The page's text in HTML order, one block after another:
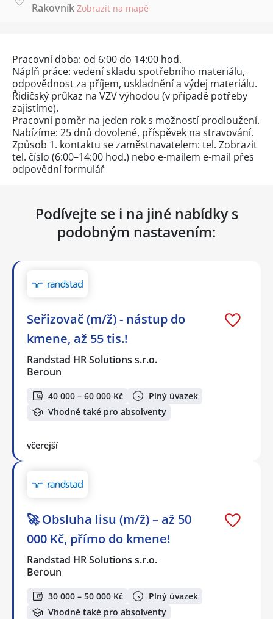
Rakovník Zobrazit na mapě
Pracovní doba: od 6:00 do 14:00 hod.
Náplň práce: vedení skladu spotřebního materiálu,
odpovědnost za příjem, uskladnění a výdej materiálu.
Řidičský průkaz na VZV výhodou (v případě potřeby
zajistíme).
Pracovní poměr na jeden rok s možností prodloužení.
Nabízíme: 25 dnů dovolené, příspěvek na stravování.
Způsob 1. kontaktu se zaměstnavatelem: tel. Zobrazit
tel. číslo (6:00–14:00 hod.) nebo e-mailem e-mail přes
odpovědní formulář
Podívejte se i na jiné nabídky s
podobným nastavením:
Seřizovač (m/ž) - nástup do
kmene, až 55 tis.!
Randstad HR Solutions s.r.o.
Beroun
40 000 – 60 000 Kč
Plný úvazek
Vhodné také pro absolventy
včerejší
🚀 Obsluha lisu (m/ž) – až 50
000 Kč, přímo do kmene!
Randstad HR Solutions s.r.o.
Beroun
30 000 – 50 000 Kč
Plný úvazek
Vhodné také pro absolventy